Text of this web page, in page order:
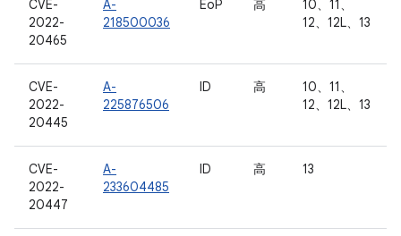
CVE-
2022-
20465
A-
218500036
EoP 高
10、11、
12、12L、13
CVE-
2022-
20445
A-
225876506
ID 高
10、11、
12、12L、13
CVE-
2022-
20447
A-
233604485
ID 高 13